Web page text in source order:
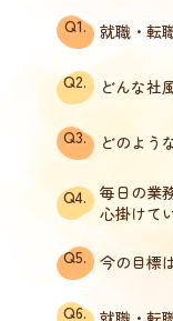
Q1. 就職・転
Q2. どんな社
Q3. どのよう
Q4. 毎日の業
心掛けて
Q5. 今の目標
Q6.